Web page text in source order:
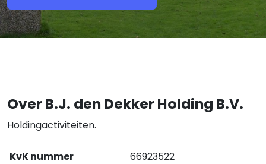
Over B.J. den Dekker Holding B.V.
Holdingactiviteiten.
KvK nummer
66923522